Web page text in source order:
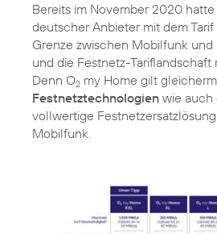
Bereits im November 2020 hatte
deutscher Anbieter mit dem Tarif
Grenze zwischen Mobilfunk
und die Festnetz-Tariflandschaft
Denn O2 my Home gilt
Festnetztechnologien wie auch
vollwertige
Mobilfunk.